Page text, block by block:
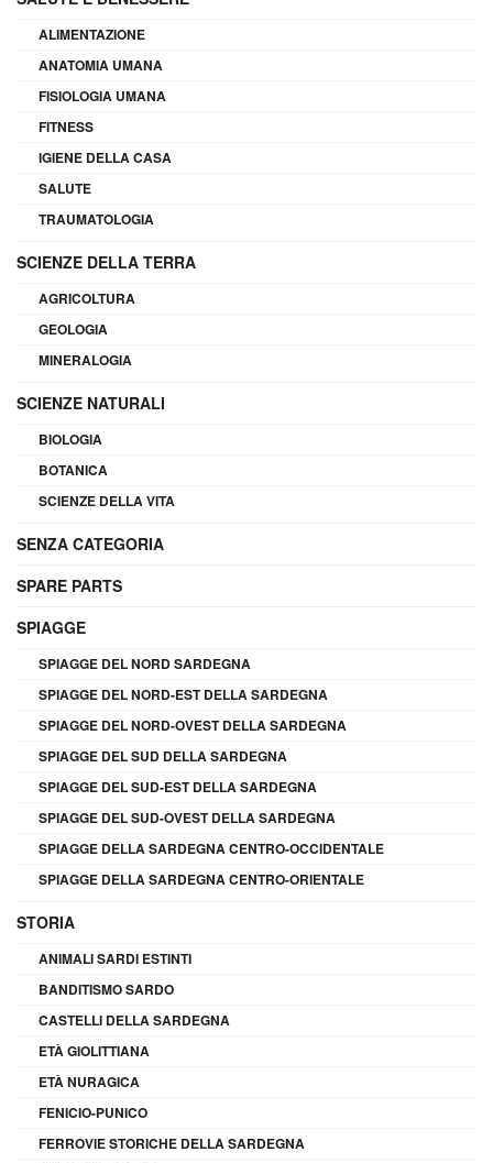
ALIMENTAZIONE
ANATOMIA UMANA
FISIOLOGIA UMANA
FITNESS
IGIENE DELLA CASA
SALUTE
TRAUMATOLOGIA
SCIENZE DELLA TERRA
AGRICOLTURA
GEOLOGIA
MINERALOGIA
SCIENZE NATURALI
BIOLOGIA
BOTANICA
SCIENZE DELLA VITA
SENZA CATEGORIA
SPARE PARTS
SPIAGGE
SPIAGGE DEL NORD SARDEGNA
SPIAGGE DEL NORD-EST DELLA SARDEGNA
SPIAGGE DEL NORD-OVEST DELLA SARDEGNA
SPIAGGE DEL SUD DELLA SARDEGNA
SPIAGGE DEL SUD-EST DELLA SARDEGNA
SPIAGGE DEL SUD-OVEST DELLA SARDEGNA
SPIAGGE DELLA SARDEGNA CENTRO-OCCIDENTALE
SPIAGGE DELLA SARDEGNA CENTRO-ORIENTALE
STORIA
ANIMALI SARDI ESTINTI
BANDITISMO SARDO
CASTELLI DELLA SARDEGNA
ETÀ GIOLITTIANA
ETÀ NURAGICA
FENICIO-PUNICO
FERROVIE STORICHE DELLA SARDEGNA